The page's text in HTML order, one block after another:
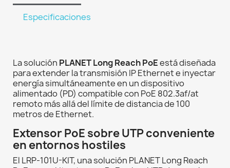
Especificaciones
La solución PLANET Long Reach PoEestá diseñada
para extender la transmisión IP Ethernet e inyectar
energía simultáneamente en un dispositivo
alimentado (PD) compatible con PoE 802.3af/at
remoto más allá del límite de distancia de 100
metros de Ethernet.
Extensor PoE sobre UTP conveniente
en entornos hostiles
El LRP-101U-KIT, una solución PLANET Long Reach